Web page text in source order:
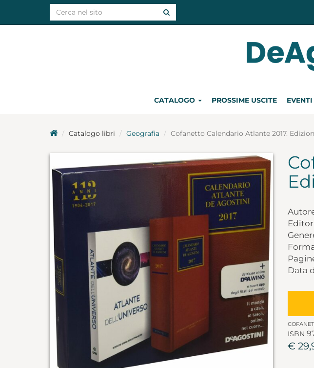
CATALOGO PROSSIME USCITE EVENTI
Catalogo libri Geografia Cofanetto Calendario Atlante 2017.
Data
ISBN
€